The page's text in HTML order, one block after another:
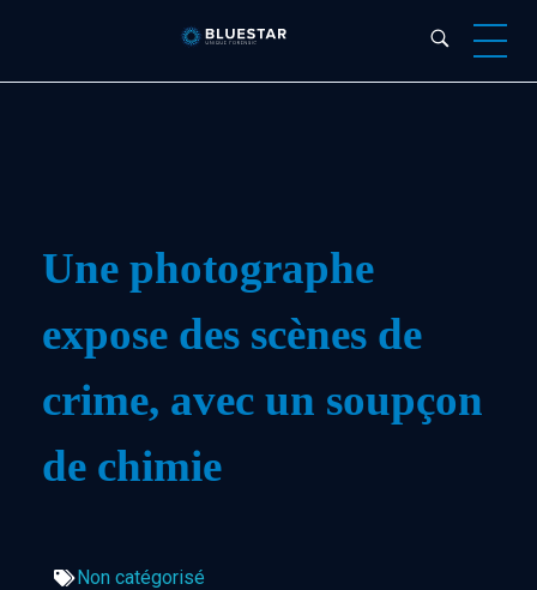
Une photographe
expose des scènes de
crime, avec un soupçon
de chimie
Non catégorisé